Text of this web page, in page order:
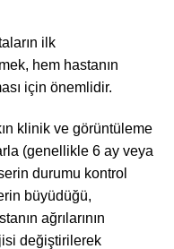
ilk
hem hastanın
için önemlidir.
klinik ve görüntüleme
(genellikle 6 ay veya
durumu kontrol
büyüdüğü,
ağrılarının
değiştirilerek